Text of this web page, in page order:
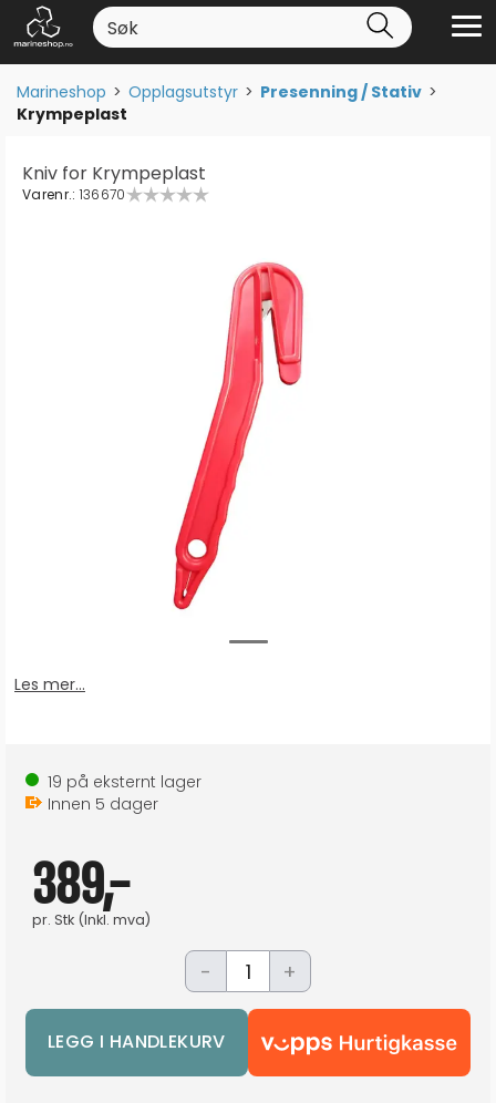
Marineshop>Opplagsutstyr>Presenning / Stativ>
Krympeplast
Kniv for Krympeplast
Varenr.: 136670
Les mer...
19 på eksternt lager
Innen 5 dager
389,-
pr. Stk (Inkl. mva)
- +